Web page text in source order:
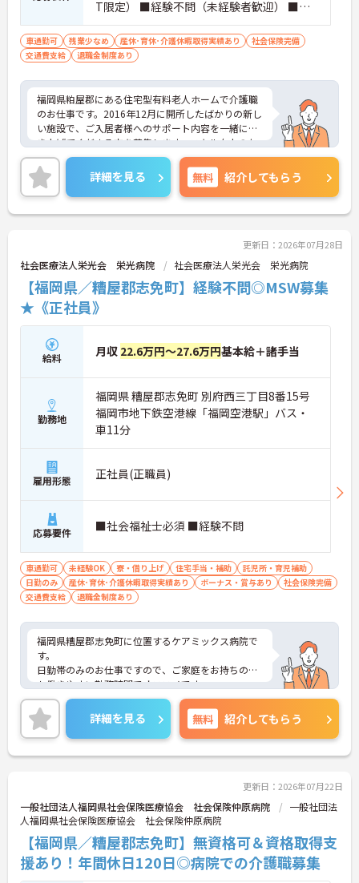
T限定） ■経験不問（未経験者歓迎） ■パ
ソコンにて簡単な入力業務あり
車通勤可 残業少なめ 産休･育休･介護休暇取得実績あり
社会保険完備
交通費支給
退職金制度あり
福岡県粕屋郡にある住宅型有料老人ホームで介護職
のお仕事です。2016年12月に開所したばかりの新し
い施設で、ご入居者様へのサポート内容を一緒に築
き上げてくださる方を募集します。スキル向上のた
めの研修費用支給制度があり、スキルアップしたい
方には嬉しいサポート。無料駐車場がありマイカー
通勤も可能です。少しでもご興味を持たれました
ら、お気軽にお問い合わせください。
詳細を見る 無料 紹介してもらう
更新日：2026年07月28日
社会医療法人栄光会 栄光病院 社会医療法人栄光会 栄光病院
【福岡県／糟屋郡志免町】経験不問◎MSW募集
★《正社員》
給料 月収 22.6万円～27.6万円基本給＋諸手当
勤務地
福岡県 糟屋郡志免町 別府西三丁目8番15号
福岡市地下鉄空港線「福岡空港駅」バス・
車11分
雇用形態 正社員(正職員)
応募要件 ■社会福祉士必須 ■経験不問
車通勤可 未経験OK 寮・借り上げ 住宅手当・補助
託児所・育児補助
日勤のみ
産休･育休･介護休暇取得実績あり ボーナス・賞与あり
社会保険完備
交通費支給
退職金制度あり
福岡県糟屋郡志免町に位置するケアミックス病院で
す。
日勤帯のみのお仕事ですので、ご家庭をお持ちの方
も働きやすい勤務時間でオススメです。
託児所があり、お子さんのいらっしゃる方でも安心
して働けます。
ご興味をお持ちの方はお気軽にお問い合わせくださ
い。
詳細を見る 無料 紹介してもらう
更新日：2026年07月22日
一般社団法人福岡県社会保険医療協会 社会保険仲原病院
一般社団法
人福岡県社会保険医療協会 社会保険仲原病院
【福岡県／糟屋郡志免町】無資格可＆資格取得支
援あり！年間休日120日◎病院での介護職募集